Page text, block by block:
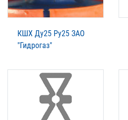
КШХ Ду25 Ру25 ЗАО
"Гидрогаз"